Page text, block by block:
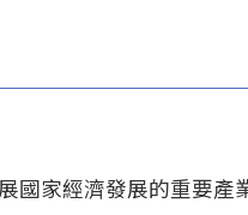
國家經濟發展的重要產